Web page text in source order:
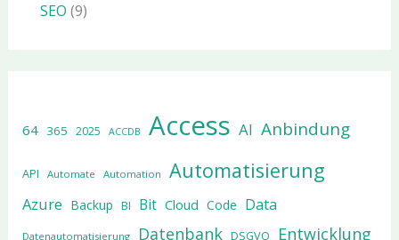
SEO (9)
64 365 2025 ACCDB Access AI Anbindung
API Automate Automation Automatisierung
Azure Backup BI Bit Cloud Code Data
Datenautomatisierung Datenbank DSGVO Entwicklung